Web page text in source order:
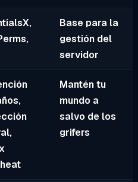
Base para la
gestión del
servidor
Mantén tu
mundo a
salvo de los
grifers